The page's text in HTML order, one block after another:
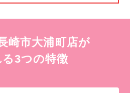
崎市大浦町店が
3つの特徴